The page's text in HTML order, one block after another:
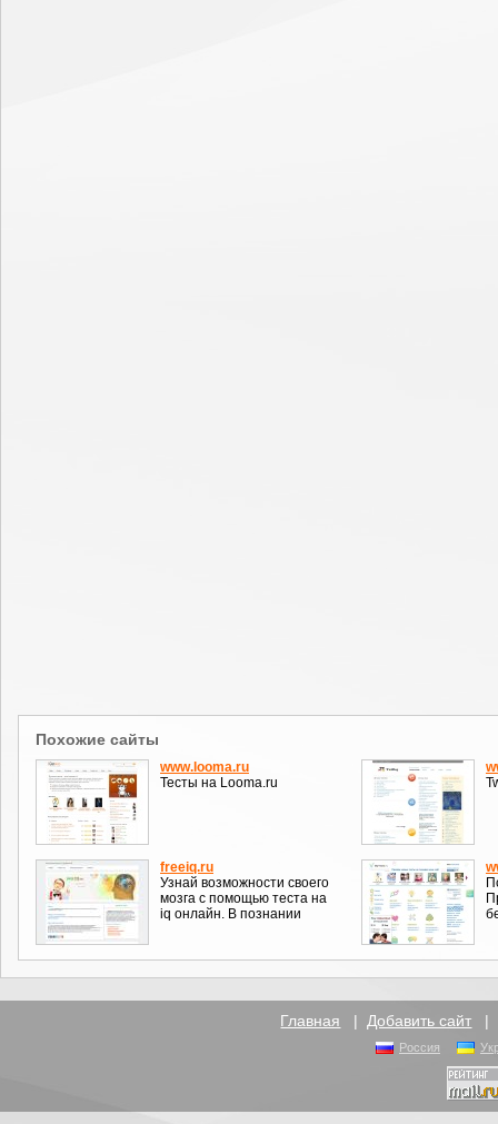
Похожие сайты
www.looma.ru
Тесты на Looma.ru
freeiq.ru
Узнай возможности своего
мозга с помощью теста на
iq онлайн. В познании
Главная | Добавить сайт |
Россия